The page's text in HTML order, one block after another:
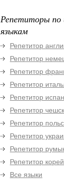
Репетиторы
языкам
Репетитор
Репетитор
Репетитор
Репетитор
Репетитор
Репетитор
Репетитор
Репетитор
Репетитор
Репетитор
Все языки